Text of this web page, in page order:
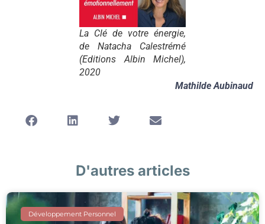
La Clé de votre énergie,
de Natacha Calestrémé
(Editions Albin Michel),
2020
Mathilde Aubinaud
D'autres articles
Développement Personnel